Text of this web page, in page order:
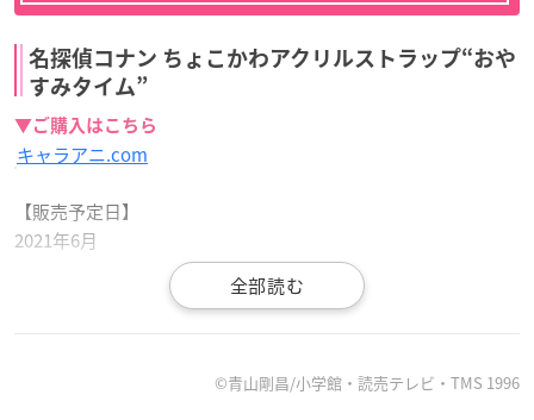
名探偵コナン ちょこかわアクリルストラップ“おや
すみタイム”
▼ご購入はこちら
キャラアニ.com
【販売予定日】
2021年6月
©青山剛昌/小学館・読売テレビ・TMS 1996